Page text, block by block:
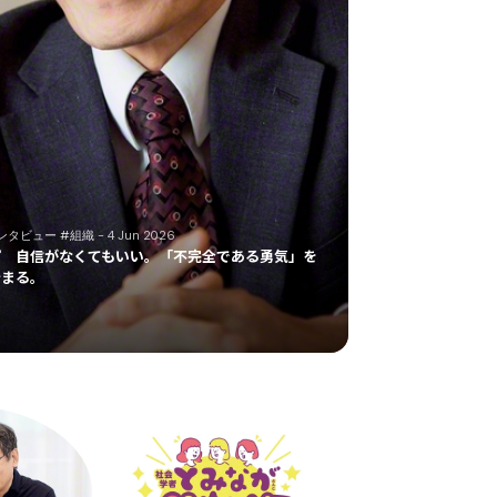
タビュー #組織 - 4 Jun 2026
自信がなくてもいい。「不完全である勇気」を
る。